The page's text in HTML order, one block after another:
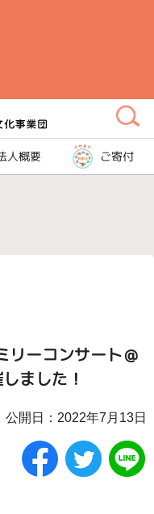
人概要 ご寄付
リーコンサート＠
ました！
公開日：2022年7月13日